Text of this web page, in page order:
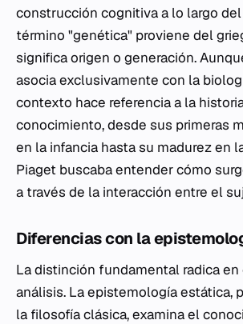
construcción cognitiva a lo largo
término "genética" proviene del
significa origen o generación.
asocia exclusivamente con la
contexto hace referencia a la
conocimiento, desde sus primeras
en la infancia hasta su madurez en
Piaget buscaba entender cómo
a través de la interacción entre el
Diferencias con la
La distinción fundamental radica
análisis. La epistemología estática,
la filosofía clásica, examina el